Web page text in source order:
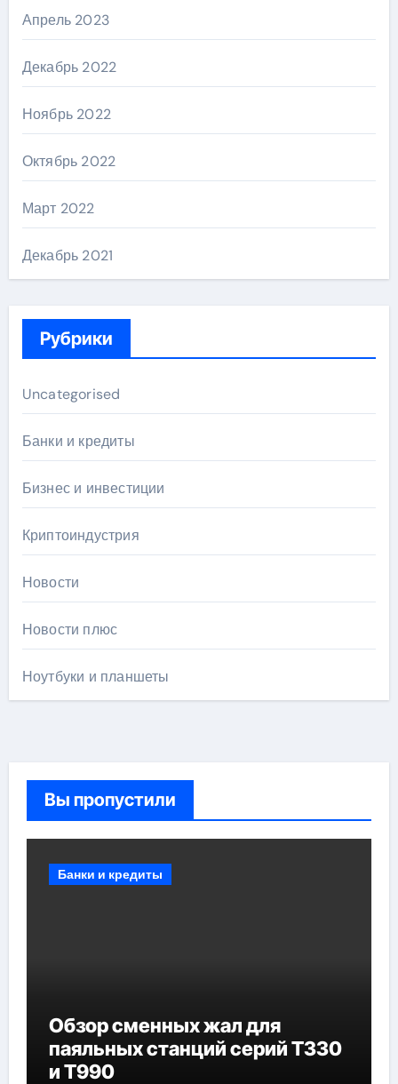
Апрель 2023
Декабрь 2022
Ноябрь 2022
Октябрь 2022
Март 2022
Декабрь 2021
Рубрики
Uncategorised
Банки и кредиты
Бизнес и инвестиции
Криптоиндустрия
Новости
Новости плюс
Ноутбуки и планшеты
Вы пропустили
Банки и кредиты
Обзор сменных жал для
паяльных станций серий T330
и T990